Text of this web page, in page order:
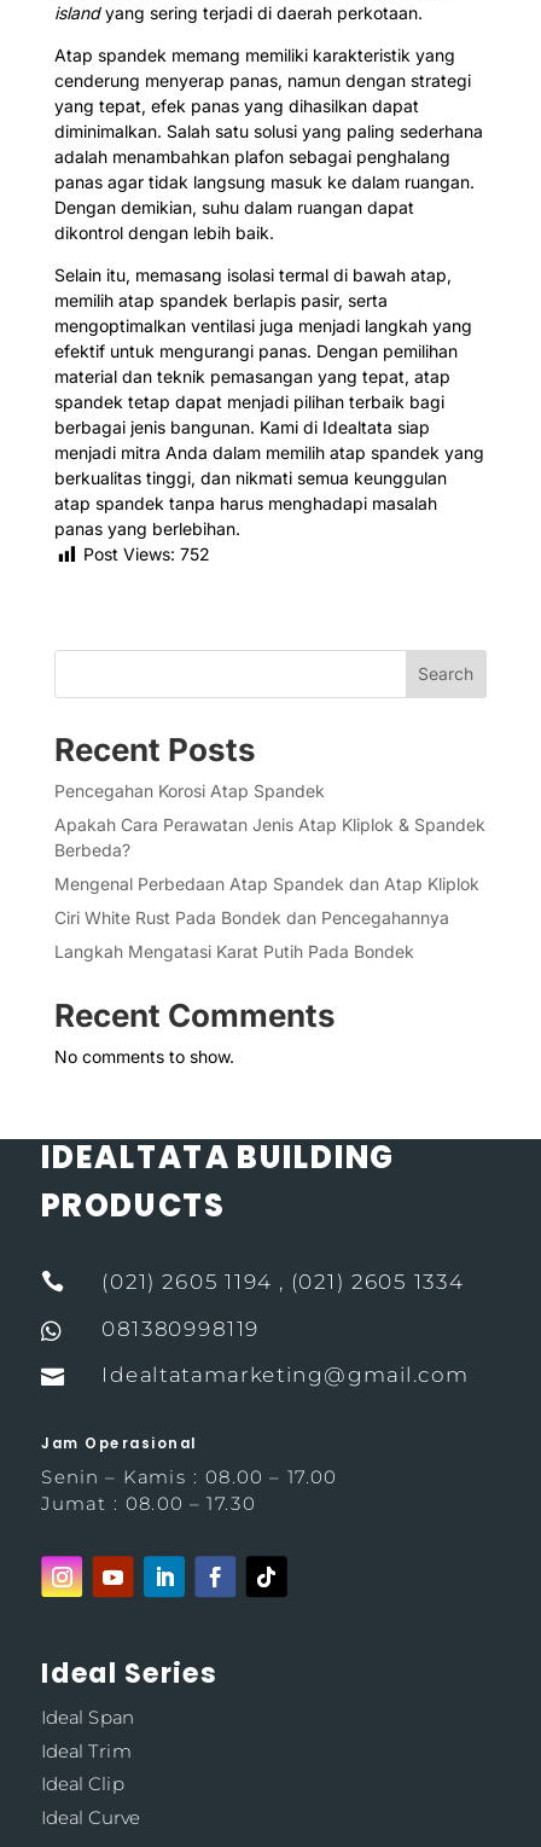
islandyang sering terjadi di daerah perkotaan.
Atap spandek memang memiliki karakteristik yang
cenderung menyerap panas, namun dengan strategi
yang tepat, efek panas yang dihasilkan dapat
diminimalkan. Salah satu solusi yang paling sederhana
adalah menambahkan plafon sebagai penghalang
panas agar tidak langsung masuk ke dalam ruangan.
Dengan demikian, suhu dalam ruangan dapat
dikontrol dengan lebih baik.
Selain itu, memasang isolasi termal di bawah atap,
memilih atap spandek berlapis pasir, serta
mengoptimalkan ventilasi juga menjadi langkah yang
efektif untuk mengurangi panas. Dengan pemilihan
material dan teknik pemasangan yang tepat, atap
spandek tetap dapat menjadi pilihan terbaik bagi
berbagai jenis bangunan. Kami di Idealtata siap
menjadi mitra Anda dalam memilih atap spandek yang
berkualitas tinggi, dan nikmati semua keunggulan
atap spandek tanpa harus menghadapi masalah
panas yang berlebihan.
Post Views: 752
Search
Recent Posts
Pencegahan Korosi Atap Spandek
Apakah Cara Perawatan Jenis Atap Kliplok & Spandek
Berbeda?
Mengenal Perbedaan Atap Spandek dan Atap Kliplok
Ciri White Rust Pada Bondek dan Pencegahannya
Langkah Mengatasi Karat Putih Pada Bondek
Recent Comments
No comments to show.
IDEALTATA BUILDING
PRODUCTS
 (021) 2605 1194 , (021) 2605 1334
 081380998119
 Idealtatamarketing@gmail.com
Jam Operasional
Senin – Kamis : 08.00 – 17.00
Jumat : 08.00 – 17.30
Ideal Series
Ideal Span
Ideal Trim
Ideal Clip
Ideal Curve